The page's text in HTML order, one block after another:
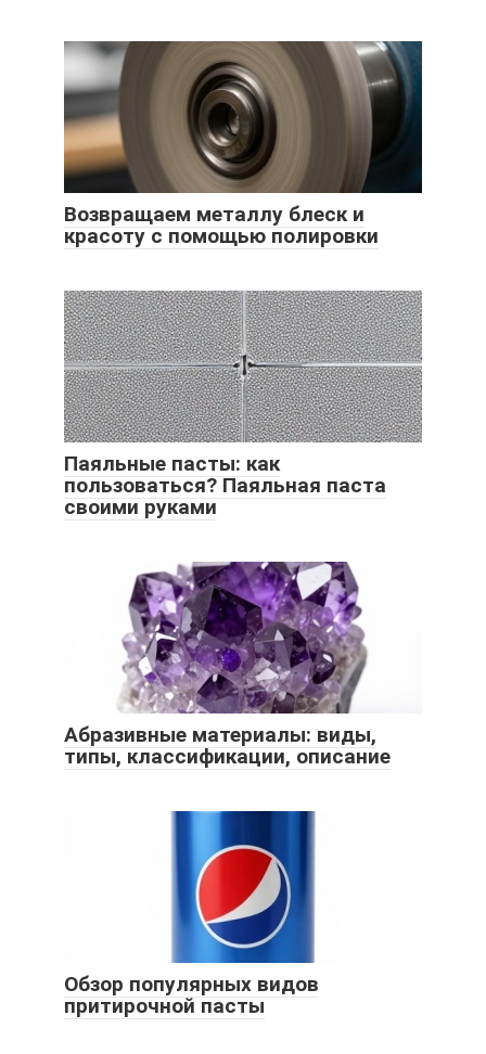
Возвращаем металлу блеск и
красоту с помощью полировки
Паяльные пасты: как
пользоваться? Паяльная паста
своими руками
Абразивные материалы: виды,
типы, классификации, описание
Обзор популярных видов
притирочной пасты